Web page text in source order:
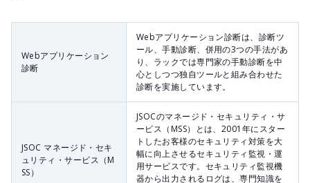
Webアプリケーション
診断
Webアプリケーション診断は、診断ツ
ール、手動診断、併用の3つの手法があ
り、ラックでは専門家の手動診断を中
心としつつ独自ツールと組み合わせた
診断を実施しています。
JSOC マネージド・セキ
ュリティ・サービス（M
SS）
JSOCのマネージド・セキュリティ・サ
ービス（MSS）とは、2001年にスター
トしたお客様のセキュリティ対策を大
幅に向上させるセキュリティ監視・運
用サービスです。セキュリティ監視機
器から出力されるログは、専門知識を